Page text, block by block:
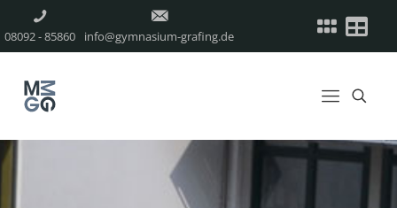
08092 - 85860 info@gymnasium-grafing.de